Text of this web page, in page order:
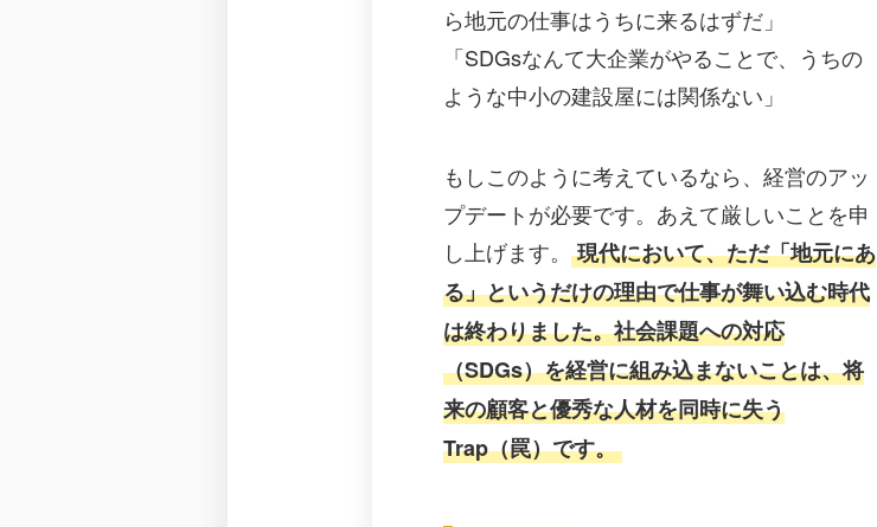
ら地元の仕事はうちに来るはずだ」
「SDGsなんて大企業がやることで、うちの
ような中小の建設屋には関係ない」
もしこのように考えているなら、経営のアッ
プデートが必要です。あえて厳しいことを申
し上げます。
現代において、ただ「地元にあ
る」というだけの理由で仕事が舞い込む時代
は終わりました。社会課題への対応
（SDGs）を経営に組み込まないことは、将
来の顧客と優秀な人材を同時に失う
Trap（罠）です。